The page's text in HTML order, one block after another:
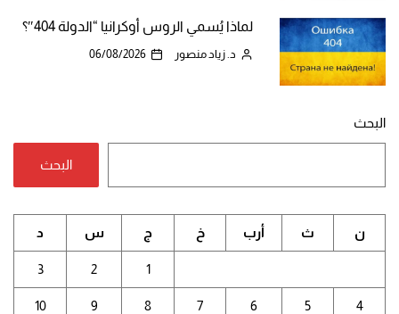
لماذا يُسمي الروس أوكرانيا “الدولة 404″؟
د. زياد منصور 06/08/2026
البحث
البحث
ن ث أرب خ ج س د
1
2
3
4
5
6
7
8
9
10